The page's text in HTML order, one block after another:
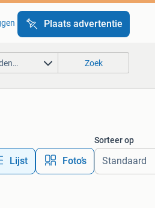
Plaats advertentie
Zoek
Lijst Foto’s
Sorteer op